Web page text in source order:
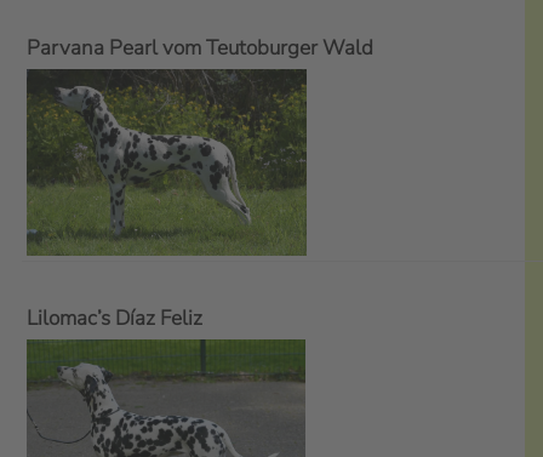
Parvana Pearl vom Teutoburger Wald
Lilomac’s Díaz Feliz